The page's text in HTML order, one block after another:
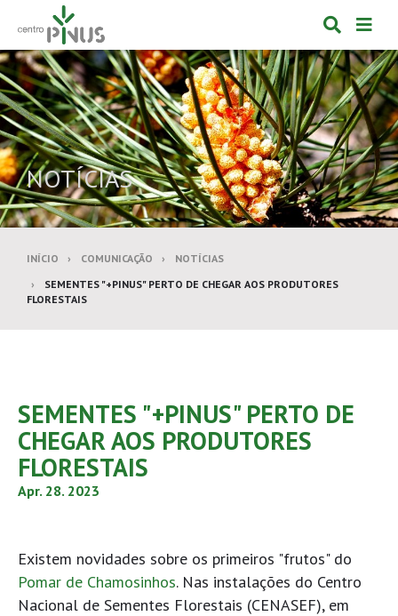
Alternar
de
de
NOTÍCIAS
INÍCIO COMUNICAÇÃO
NOTÍCIAS
SEMENTES "+PINUS" PERTO DE CHEGAR AOS PRODUTORES
FLORESTAIS
SEMENTES "+PINUS" PERTO DE
CHEGAR AOS PRODUTORES
FLORESTAIS
Apr. 28. 2023
Existem novidades sobre os primeiros "frutos" do
Pomar de Chamosinhos. Nas instalações do Centro
Nacional de Sementes Florestais (CENASEF), em